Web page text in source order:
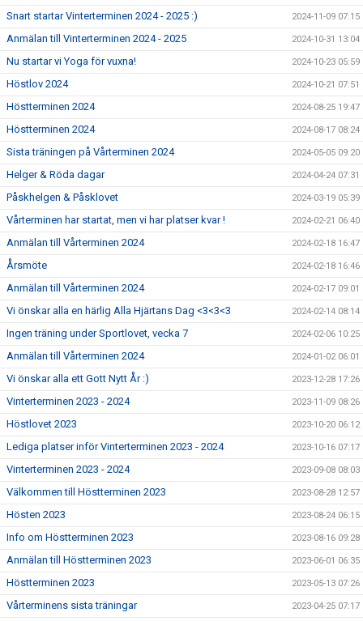
Snart startar Vinterterminen 2024 - 2025 :) 2024-11-09 07:15
Anmälan till Vinterterminen 2024 - 2025 2024-10-31 13:04
Nu startar vi Yoga för vuxna! 2024-10-23 05:59
Höstlov 2024 2024-10-21 07:51
Höstterminen 2024 2024-08-25 19:47
Höstterminen 2024 2024-08-17 08:24
Sista träningen på Vårterminen 2024 2024-05-05 09:20
Helger & Röda dagar 2024-04-24 07:31
Påskhelgen & Påsklovet 2024-03-19 05:39
Vårterminen har startat, men vi har platser kvar ! 2024-02-21 06:40
Anmälan till Vårterminen 2024 2024-02-18 16:47
Årsmöte 2024-02-18 16:46
Anmälan till Vårterminen 2024 2024-02-17 09:01
Vi önskar alla en härlig Alla Hjärtans Dag <3<3<3 2024-02-14 08:14
Ingen träning under Sportlovet, vecka 7 2024-02-06 10:25
Anmälan till Vårterminen 2024 2024-01-02 06:01
Vi önskar alla ett Gott Nytt År :) 2023-12-28 17:26
Vinterterminen 2023 - 2024 2023-11-09 08:26
Höstlovet 2023 2023-10-20 06:12
Lediga platser inför Vinterterminen 2023 - 2024 2023-10-16 07:17
Vinterterminen 2023 - 2024 2023-09-08 08:03
Välkommen till Höstterminen 2023 2023-08-28 12:57
Hösten 2023 2023-08-24 06:15
Info om Höstterminen 2023 2023-08-16 09:28
Anmälan till Höstterminen 2023 2023-06-01 06:35
Höstterminen 2023 2023-05-13 07:26
Vårterminens sista träningar 2023-04-25 07:17